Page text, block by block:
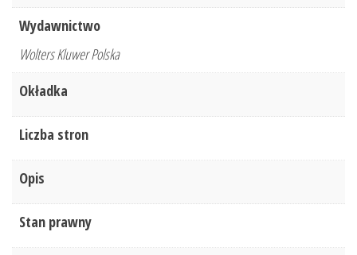
Wydawnictwo
Wolters Kluwer Polska
Okładka
Liczba stron
Opis
Stan prawny